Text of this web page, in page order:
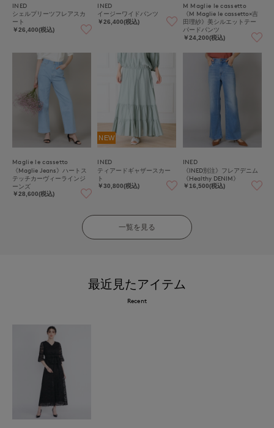
INED
シェルプリーツフレアスカ
ート
￥26,400(税込)
INED
イージーワイドパンツ
￥26,400(税込)
M Maglie le cassetto
《M Maglie le cassetto×吉
田理紗》美シルエットテー
パードパンツ
￥24,200(税込)
Maglie le cassetto
《Maglie Jeans》ハートス
テッチカーヴィーラインジ
ーンズ
￥28,600(税込)
NEW
INED
ティアードギャザースカー
ト
￥30,800(税込)
INED
《INED別注》フレアデニム
《Healthy DENIM》
￥16,500(税込)
一覧を見る
最近見たアイテム
Recent